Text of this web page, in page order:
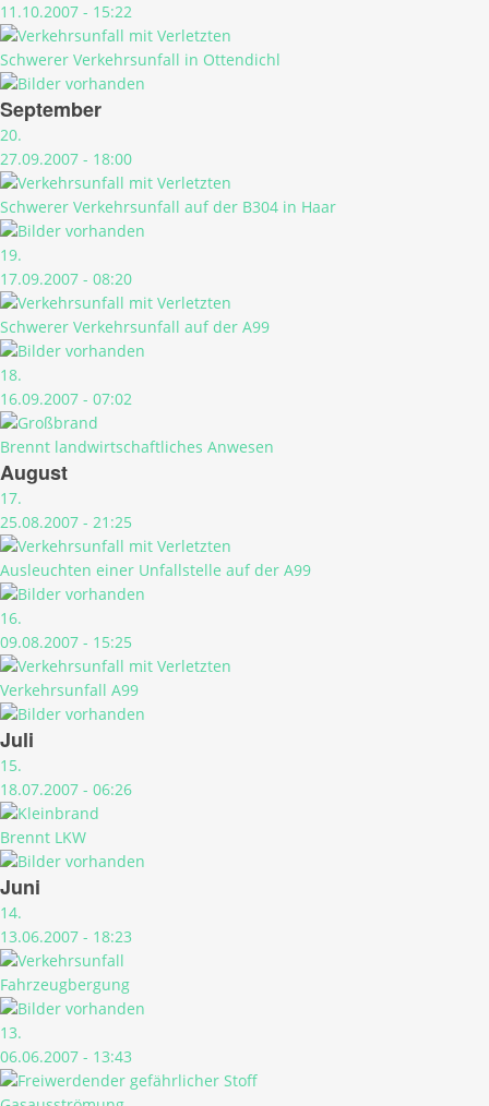
11.10.2007 - 15:22
Schwerer Verkehrsunfall in Ottendichl
September
20.
27.09.2007 - 18:00
Schwerer Verkehrsunfall auf der B304 in Haar
19.
17.09.2007 - 08:20
Schwerer Verkehrsunfall auf der A99
18.
16.09.2007 - 07:02
Brennt landwirtschaftliches Anwesen
August
17.
25.08.2007 - 21:25
Ausleuchten einer Unfallstelle auf der A99
16.
09.08.2007 - 15:25
Verkehrsunfall A99
Juli
15.
18.07.2007 - 06:26
Brennt LKW
Juni
14.
13.06.2007 - 18:23
Fahrzeugbergung
13.
06.06.2007 - 13:43